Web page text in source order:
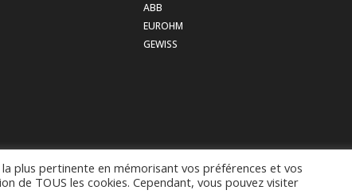
ABB
EUROHM
GEWISS
– Politique de confidentialité–Conditions générales de vente
plus pertinente en mémorisant vos préférences et vos
de TOUS les cookies. Cependant, vous pouvez visiter